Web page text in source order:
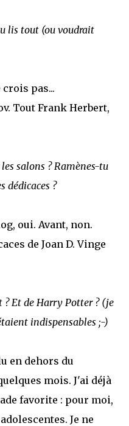
lis tout (ou voudrait
crois pas...
Tout Frank Herbert,
salons ? Ramènes-tu
dédicaces ?
oui. Avant, non.
de Joan D. Vinge
Et de Harry Potter ? (je
indispensables ;-)
en dehors du
mois. J'ai déjà
favorite : pour moi,
Je ne